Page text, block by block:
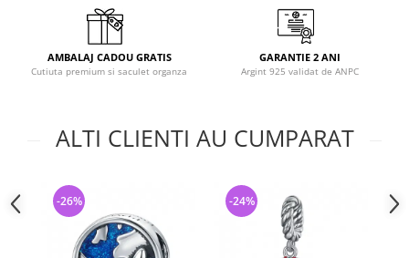
AMBALAJ CADOU GRATIS
Cutiuta premium si saculet organza
GARANTIE 2 ANI
Argint 925 validat de ANPC
ALTI CLIENTI AU CUMPARAT
-26% -24%